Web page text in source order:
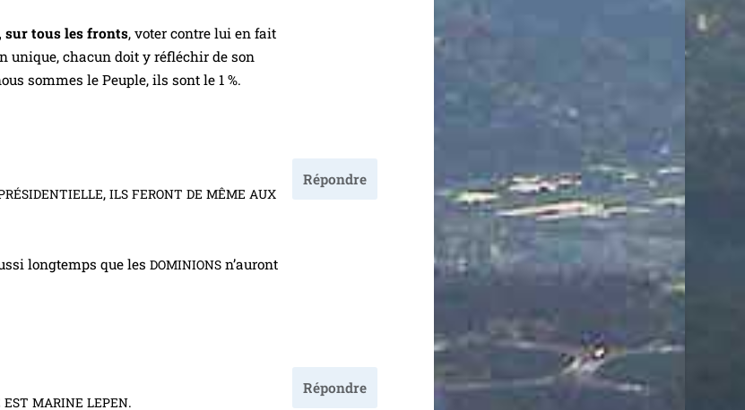
sur tous les fronts, voter contre lui en fait
unique, cha­cun doit y réflé­chir de son
sommes le Peuple, ils sont le 1 %.
,ILS FERONT DE MÊME AUX
long­temps que lesDOMINIONS n’au­ront
Répondre
EST MARINE LEPEN.
Répondre